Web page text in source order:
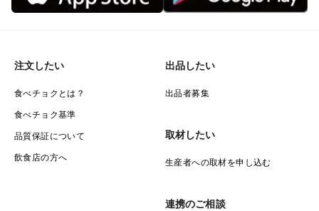
注文したい
食べチョクとは？
食べチョク基準
品質保証について
飲食店の方へ
出品したい
出品者募集
取材したい
生産者への取材を申し込む
連携のご相談